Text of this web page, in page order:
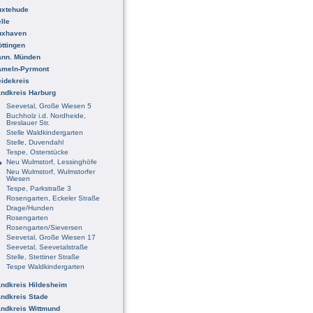
Münden
Pyrmont
Harburg
Seevetal, Große Wiesen 5
Buchholz i.d. Nordheide,
Breslauer Str.
Stelle Waldkindergarten
Stelle, Duvendahl
Tespe, Osterstücke
Neu Wulmstorf, Lessinghöfe
Neu Wulmstorf, Wulmstorfer
Wiesen
Tespe, Parkstraße 3
Rosengarten, Eckeler Straße
Drage/Hunden
Rosengarten
Rosengarten/Sieversen
Seevetal, Große Wiesen 17
Seevetal, Seevetalstraße
Stelle, Stettiner Straße
Tespe Waldkindergarten
Hildesheim
Stade
Wittmund